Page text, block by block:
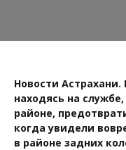
Новости
находясь на
районе,
когда увидели
в районе задних